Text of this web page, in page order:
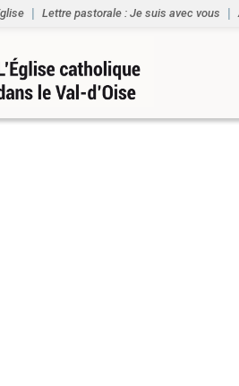
Lettre pastorale : Je suis avec vous